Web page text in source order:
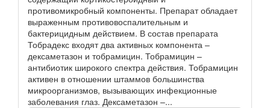
противомикробный компоненты. Препарат обладает
выраженным противовоспалительным и
бактерицидным действием. В состав препарата
Тобрадекс входят два активных компонента –
дексаметазон и тобрамицин. Тобрамицин –
антибиотик широкого спектра действия. Тобрамицин
активен в отношении штаммов большинства
микроорганизмов, вызывающих инфекционные
заболевания глаз. Дексаметазон –...